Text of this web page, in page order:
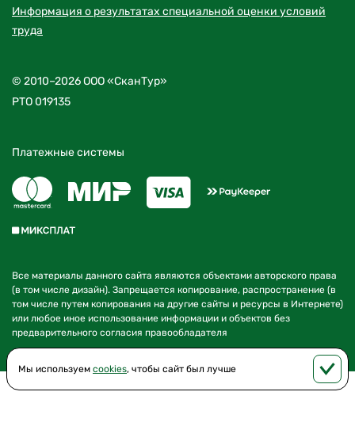
Информация о результатах специальной оценки условий
труда
© 2010–2026 ООО «СканТур»
РТО 019135
Платежные системы
Все материалы данного сайта являются объектами авторского права
(в том числе дизайн). Запрещается копирование, распространение (в
том числе путем копирования на другие сайты и ресурсы в Интернете)
или любое иное использование информации и объектов без
предварительного согласия правообладателя
Мы используем cookies, чтобы сайт был лучше